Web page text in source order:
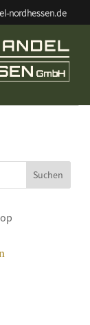
nordhessen.de